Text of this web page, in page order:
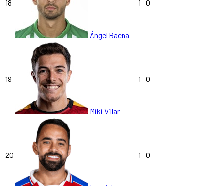
18
Ángel Baena
1 0
19
Miki Villar
1 0
20 1 0